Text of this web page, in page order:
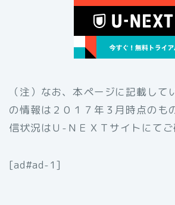
（注）なお、本ページに記載して
の情報は２０１７年３月時点のも
信状況はＵ-ＮＥＸＴサイトにてご
[ad#ad-1]